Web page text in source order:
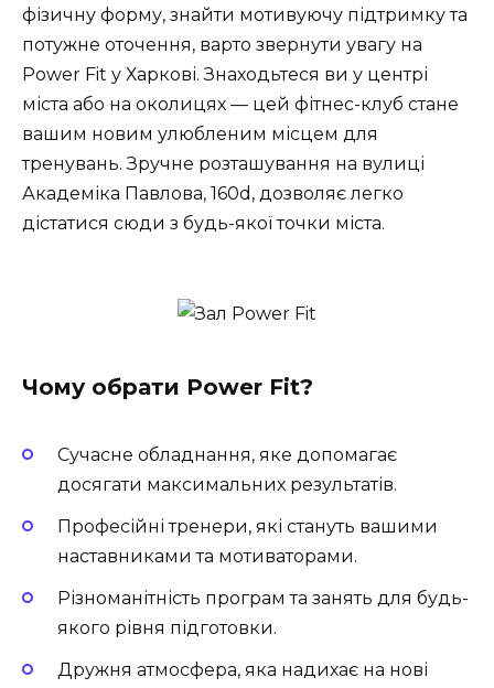
фізичну форму, знайти мотивуючу підтримку та
потужне оточення, варто звернути увагу на
Power Fit у Харкові. Знаходьтеся ви у центрі
міста або на околицях — цей фітнес-клуб стане
вашим новим улюбленим місцем для
тренувань. Зручне розташування на вулиці
Академіка Павлова, 160d, дозволяє легко
дістатися сюди з будь-якої точки міста.
Чому обрати Power Fit?
Сучасне обладнання, яке допомагає
досягати максимальних результатів.
Професійні тренери, які стануть вашими
наставниками та мотиваторами.
Різноманітність програм та занять для будь-
якого рівня підготовки.
Дружня атмосфера, яка надихає на нові